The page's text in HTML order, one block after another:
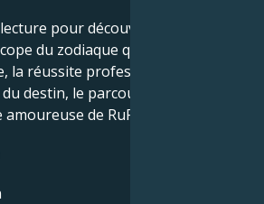
pour découvrir le profil
du zodiaque qui explique le
la réussite professionnelle, les
destin, le parcours de vie et les
de RuPaul.